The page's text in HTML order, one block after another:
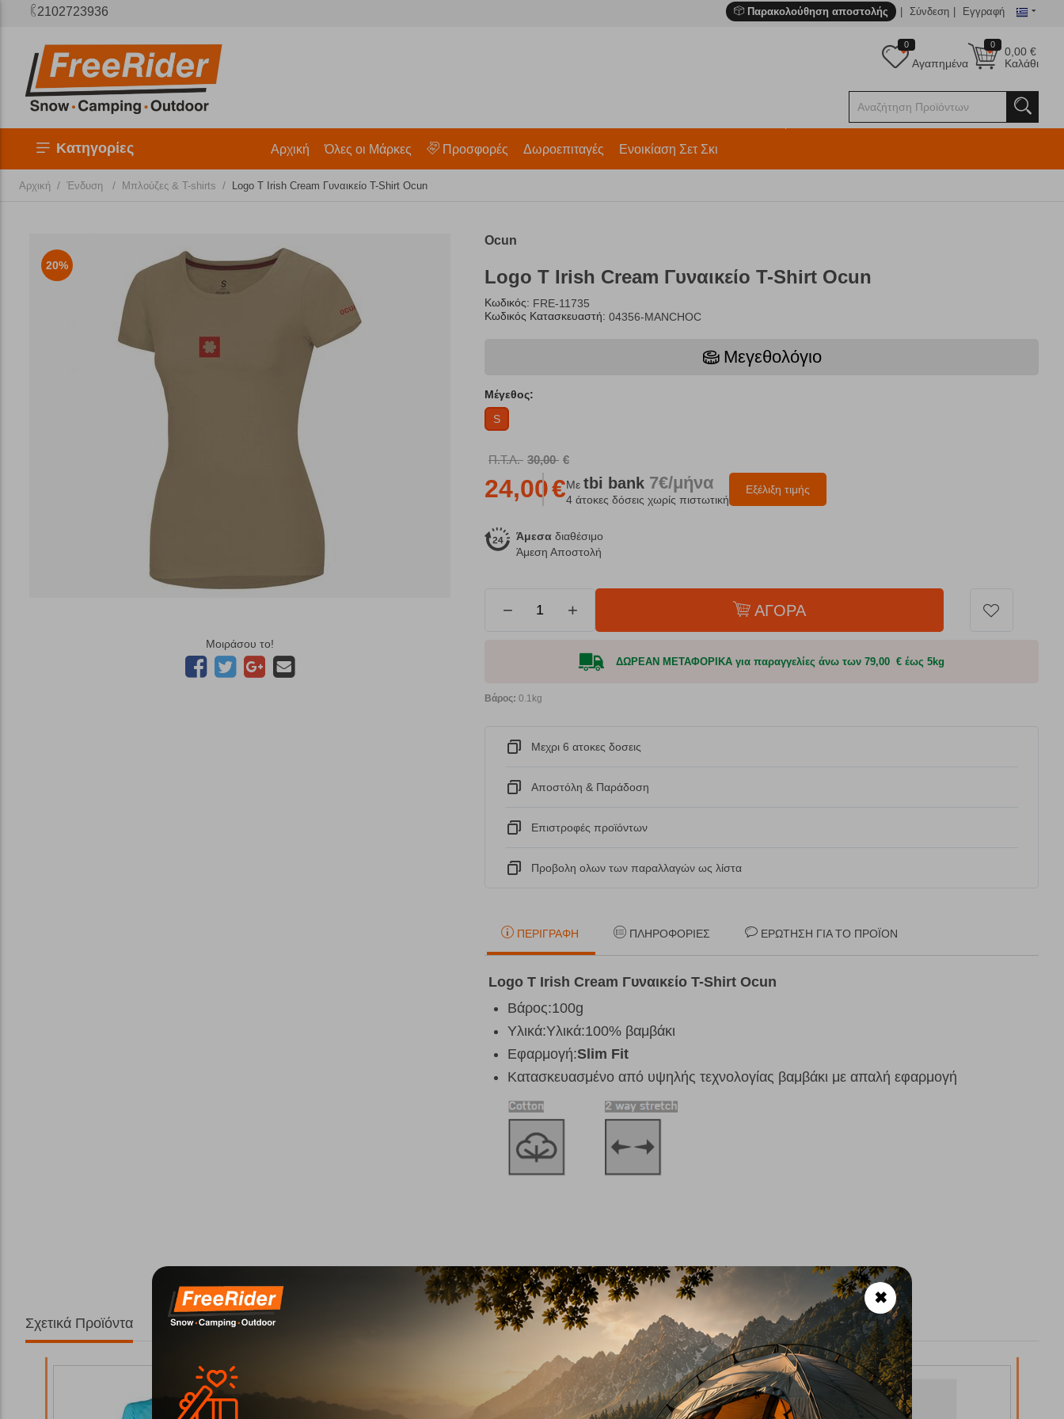
2102723936 Παρακολούθηση αποστολής Σύνδεση Εγγραφή
0
0,00€
Καλάθι
0
Αγαπημένα
Κατηγορίες Αρχική Όλες οι Μάρκες Προσφορές Δωροεπιταγές Ενοικίαση Σετ Σκι
Αρχική / Ένδυση / Μπλούζες & T-shirts / Logo T Irish Cream Γυναικείο T-Shirt Ocun
20%
Μοιράσου το!
Ocun
Logo T Irish Cream Γυναικείο T-Shirt Ocun
Κωδικός: FRE-11735
Κωδικός Κατασκευαστή: 04356-MANCHOC
Μεγεθολόγιο
Μέγεθος:
S
Π.Τ.Λ. 30,00 €
Εξέλιξη τιμής
24,00€Με tbi bank 7€/μήνα
4 άτοκες δόσεις χωρίς πιστωτική
Άμεσα διαθέσιμο
Άμεση Αποστολή
− + ΑΓΟΡΑ
ΔΩΡΕΑΝ ΜΕΤΑΦΟΡΙΚΑ για παραγγελίες άνω των 79,00 € έως 5kg
Βάρος: 0.1kg
Μεχρι 6 ατοκες δοσεις
Αποστόλη & Παράδοση
Eπιστροφές προϊόντων
Προβολη ολων των παραλλαγών ως λίστα
ΠΕΡΙΓΡΑΦΉ ΠΛΗΡΟΦΟΡΊΕΣ ΕΡΏΤΗΣΗ ΓΙΑ ΤΟ ΠΡΟΪΌΝ
Logo T Irish Cream Γυναικείο T-Shirt Ocun
Βάρος:100g
Υλικά:Υλικά:100% βαμβάκι
Εφαρμογή:Slim Fit
Κατασκευασμένο από υψηλής τεχνολογίας βαμβάκι με απαλή εφαρμογή
Σχετικά Προϊόντα
31%
✖